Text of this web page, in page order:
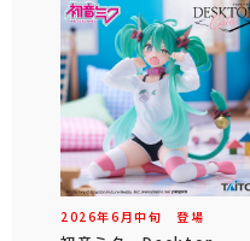
2026年6 月中旬 登場